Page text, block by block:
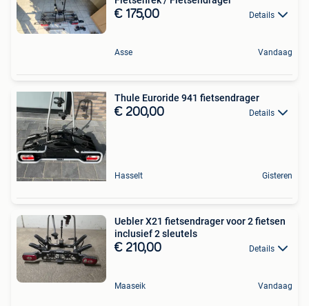
€ 175,00 Details
Asse Vandaag
Thule Euroride 941 fietsendrager
€ 200,00 Details
Hasselt Gisteren
Uebler X21 fietsendrager voor 2 fietsen
inclusief 2 sleutels
€ 210,00 Details
Maaseik Vandaag